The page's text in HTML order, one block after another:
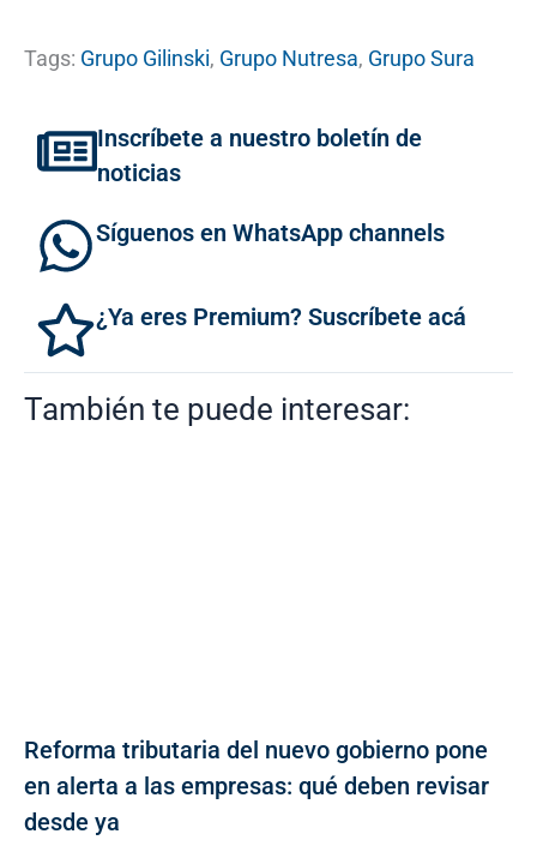
Tags: Grupo Gilinski, Grupo Nutresa, Grupo Sura
Inscríbete a nuestro boletín de
noticias
Síguenos en WhatsApp channels
¿Ya eres Premium? Suscríbete acá
También te puede interesar:
Reforma tributaria del nuevo gobierno pone
en alerta a las empresas: qué deben revisar
desde ya